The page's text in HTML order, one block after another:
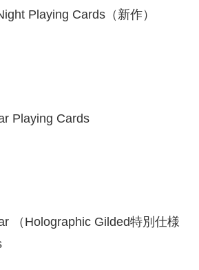
Playing Cards（新作）
Playing Cards
（Holographic Gilded特別仕様